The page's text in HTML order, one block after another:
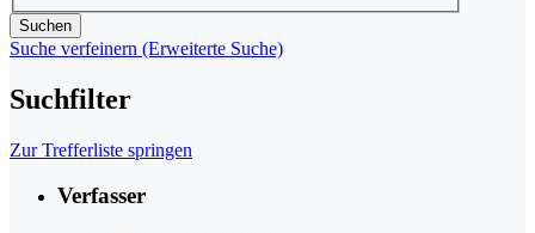
Suche verfeinern (Erweiterte Suche)
Suchfilter
Zur Trefferliste springen
Verfasser